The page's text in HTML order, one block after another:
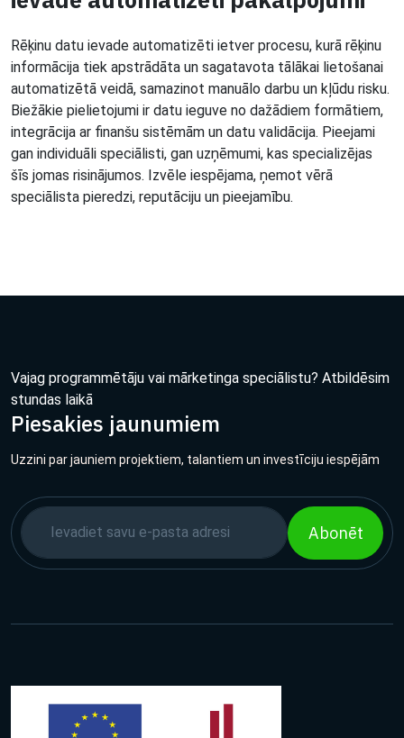
Rēķinu datu ievade automatizēti ietver procesu, kurā rēķinu
informācija tiek apstrādāta un sagatavota tālākai lietošanai
automatizētā veidā, samazinot manuālo darbu un kļūdu risku.
Biežākie pielietojumi ir datu ieguve no dažādiem formātiem,
integrācija ar finanšu sistēmām un datu validācija. Pieejami
gan individuāli speciālisti, gan uzņēmumi, kas specializējas
šīs jomas risinājumos. Izvēle iespējama, ņemot vērā
speciālista pieredzi, reputāciju un pieejamību.
Vajag programmētāju vai mārketinga speciālistu? Atbildēsim
stundas laikā
Piesakies jaunumiem
Uzzini par jauniem projektiem, talantiem un investīciju iespējām
Abonēt